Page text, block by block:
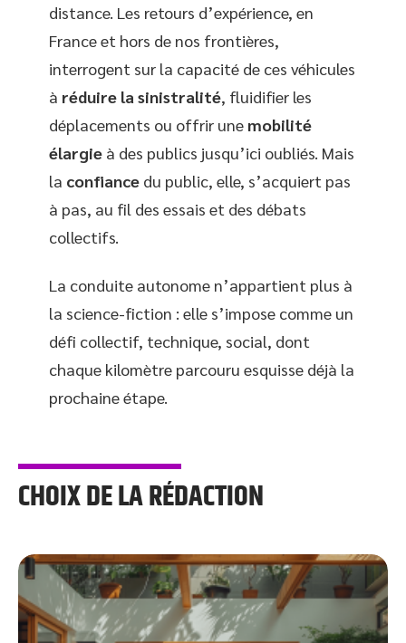
distance. Les retours d’expérience, en
France et hors de nos frontières,
interrogent sur la capacité de ces véhicules
à réduire la sinistralité, fluidifier les
déplacements ou offrir une mobilité
élargie à des publics jusqu’ici oubliés. Mais
la confiance du public, elle, s’acquiert pas
à pas, au fil des essais et des débats
collectifs.
La conduite autonome n’appartient plus à
la science-fiction : elle s’impose comme un
défi collectif, technique, social, dont
chaque kilomètre parcouru esquisse déjà la
prochaine étape.
CHOIX DE LA RÉDACTION